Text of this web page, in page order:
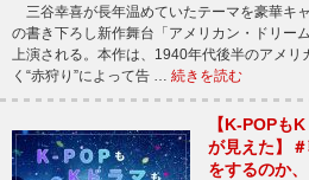
三谷幸喜が長年温めていたテーマを豪華キ
の書き下ろし新作舞台「アメリカン・ドリー
上演される。本作は、1940年代後半のアメ
く“赤狩り”によって告 … 続きを読む
【K-POPも
が見えた】
をするのか